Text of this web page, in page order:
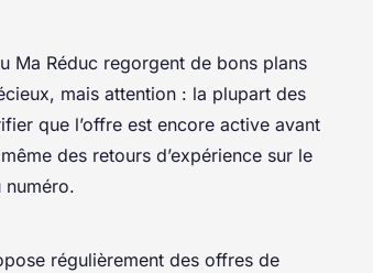
Ma Réduc regorgent de bons plans
mais attention : la plupart des
que l’offre est encore active avant
des retours d’expérience sur le
régulièrement des offres de